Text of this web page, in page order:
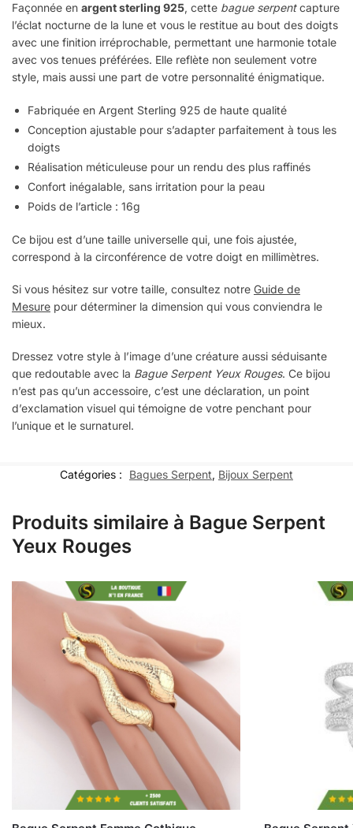
Façonnée en argent sterling 925, cette bague serpentcapture
l’éclat nocturne de la lune et vous le restitue au bout des doigts
avec une finition irréprochable, permettant une harmonie totale
avec vos tenues préférées. Elle reflète non seulement votre
style, mais aussi une part de votre personnalité énigmatique.
Fabriquée en Argent Sterling 925 de haute qualité
Conception ajustable pour s’adapter parfaitement à tous les
doigts
Réalisation méticuleuse pour un rendu des plus raffinés
Confort inégalable, sans irritation pour la peau
Poids de l’article : 16g
Ce bijou est d’une taille universelle qui, une fois ajustée,
correspond à la circonférence de votre doigt en millimètres.
Si vous hésitez sur votre taille, consultez notre Guide de
Mesure pour déterminer la dimension qui vous conviendra le
mieux.
Dressez votre style à l’image d’une créature aussi séduisante
que redoutable avec la Bague Serpent Yeux Rouges. Ce bijou
n’est pas qu’un accessoire, c’est une déclaration, un point
d’exclamation visuel qui témoigne de votre penchant pour
l’unique et le surnaturel.
Catégories : Bagues Serpent, Bijoux Serpent
Produits similaire à Bague Serpent
Yeux Rouges